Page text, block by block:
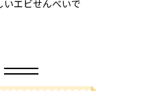
いエビせんべいで